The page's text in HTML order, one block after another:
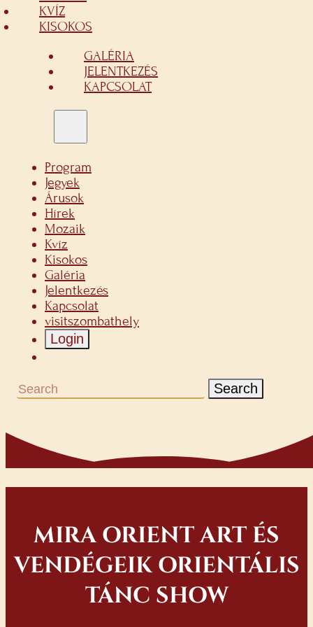
KVÍZ
KISOKOS
GALÉRIA
JELENTKEZÉS
KAPCSOLAT
Program
Jegyek
Árusok
Hírek
Mozaik
Kvíz
Kisokos
Galéria
Jelentkezés
Kapcsolat
visitszombathely
Login
Search
MIRA ORIENT ART ÉS
VENDÉGEIK ORIENTÁLIS
TÁNC SHOW